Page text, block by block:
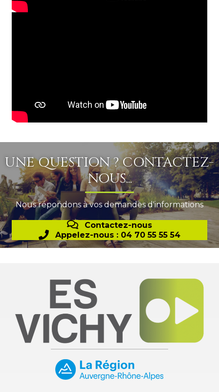
UNE QUESTION ? CONTACTEZ-
NOUS...
Nous répondons à vos demandes d'informations
Contactez-nous
Appelez-nous : 04 70 55 55 54